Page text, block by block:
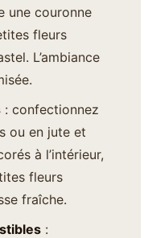
une couronne
fleurs
L’ambiance
: confectionnez
ou en jute et
à l’intérieur,
fleurs
fraîche.
: